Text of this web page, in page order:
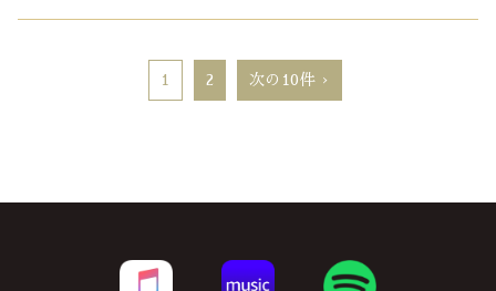
1 2 次の10件 ›